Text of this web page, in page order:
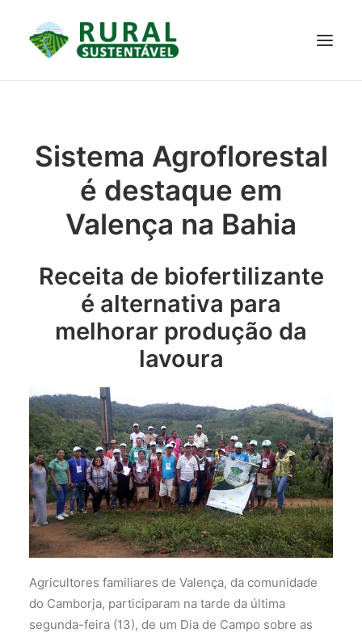
NOTÍCIAS
JANELA DO CONHECIMENTO
RESULTADOS ALCANÇADOS
Sistema Agroflorestal
é destaque em
Valença na Bahia
Receita de biofertilizante
é alternativa para
melhorar produção da
lavoura
Agricultores familiares de Valença, da comunidade
do Camborja, participaram na tarde da última
segunda-feira (13), de um Dia de Campo sobre as